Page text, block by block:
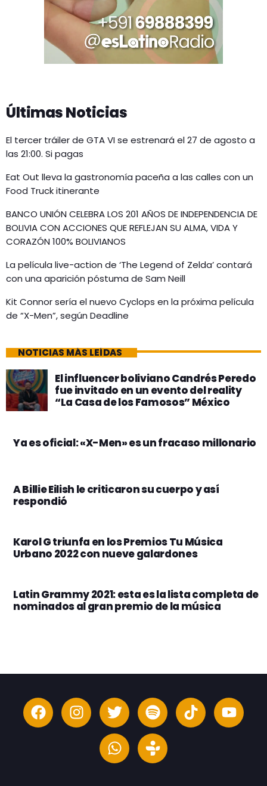
Últimas Noticias
El tercer tráiler de GTA VI se estrenará el 27 de agosto a
las 21:00. Si pagas
Eat Out lleva la gastronomía paceña a las calles con un
Food Truck itinerante
BANCO UNIÓN CELEBRA LOS 201 AÑOS DE INDEPENDENCIA DE
BOLIVIA CON ACCIONES QUE REFLEJAN SU ALMA, VIDA Y
CORAZÓN 100% BOLIVIANOS
La película live-action de ‘The Legend of Zelda’ contará
con una aparición póstuma de Sam Neill
Kit Connor sería el nuevo Cyclops en la próxima película
de “X-Men”, según Deadline
NOTICIAS MÁS LEÍDAS
El influencer boliviano Candrés Peredo
fue invitado en un evento del reality
“La Casa de los Famosos” México
Ya es oficial: «X-Men» es un fracaso millonario
A Billie Eilish le criticaron su cuerpo y así
respondió
Karol G triunfa en los Premios Tu Música
Urbano 2022 con nueve galardones
Latin Grammy 2021: esta es la lista completa de
nominados al gran premio de la música